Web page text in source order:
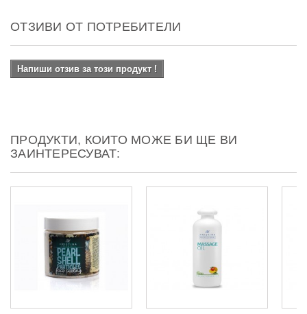
ОТЗИВИ ОТ ПОТРЕБИТЕЛИ
Напиши отзив за този продукт !
ПРОДУКТИ, КОИТО МОЖЕ БИ ЩЕ ВИ
ЗАИНТЕРЕСУВАТ: